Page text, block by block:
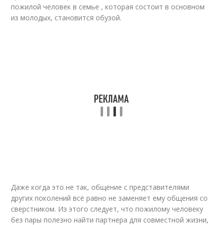
пожилой человек в семье , которая состоит в основном
из молодых, становится обузой.
Даже когда это не так, общение с представителями
других поколений всё равно не заменяет ему общения со
сверстником. Из этого следует, что пожилому человеку
без пары полезно найти партнера для совместной жизни,